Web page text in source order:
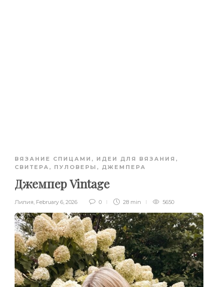
ВЯЗАНИЕ СПИЦАМИ , ИДЕИ ДЛЯ ВЯЗАНИЯ ,
СВИТЕРА, ПУЛОВЕРЫ, ДЖЕМПЕРА
Джемпер Vintage
Лилия, February 6, 2026 0 28 min 5650